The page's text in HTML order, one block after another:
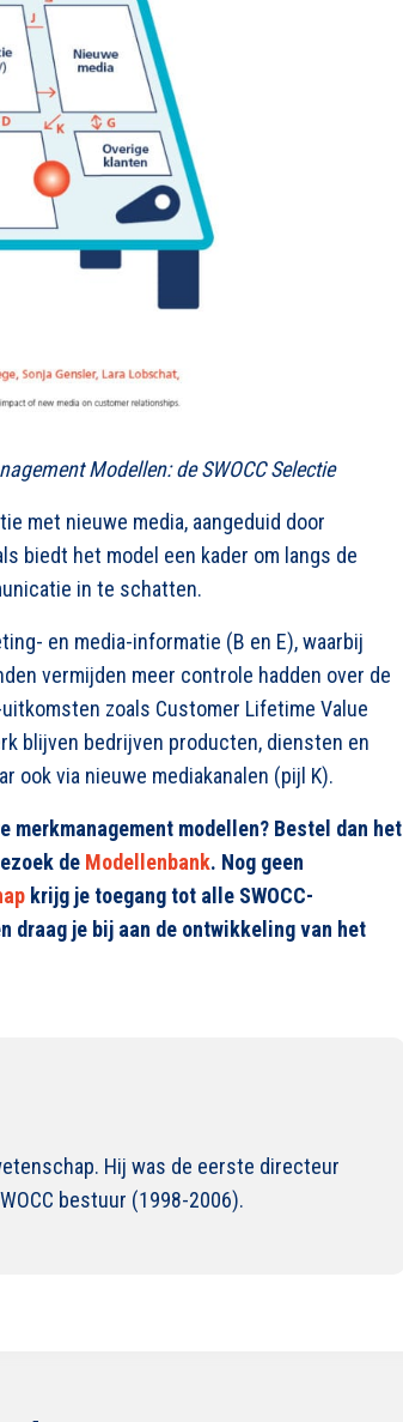
Modellen: de SWOCC Selectie
met nieuwe media, aangeduid door
biedt het model een kader om langs de
in te schatten.
en media-informatie (B en E), waarbij
vermijden meer controle hadden over de
zoals Customer Lifetime Value
blijven bedrijven producten, diensten en
ook via nieuwe mediakanalen (pijl K).
merkmanagement modellen? Bestel dan het
de Modellenbank. Nog geen
krijg je toegang tot alle SWOCC-
draag je bij aan de ontwikkeling van het
Hij was de eerste directeur
bestuur (1998-2006).